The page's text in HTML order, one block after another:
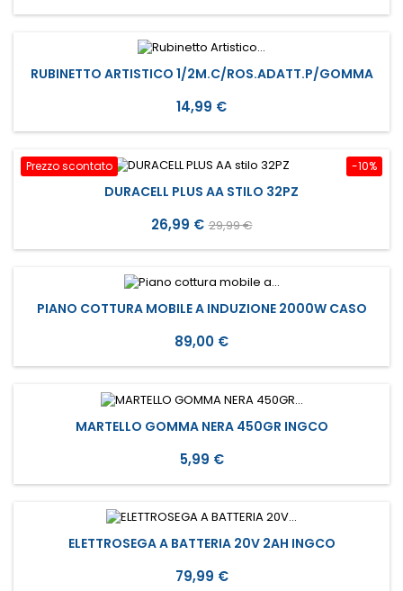
RUBINETTO ARTISTICO 1/2M.C/ROS.ADATT.P/GOMMA
Prezzo
14,99 €
-10%
Prezzo scontato
DURACELL PLUS AA STILO 32PZ
Prezzo
26,99 € Prezzo
base
29,99 €
PIANO COTTURA MOBILE A INDUZIONE 2000W CASO
Prezzo
89,00 €
MARTELLO GOMMA NERA 450GR INGCO
Prezzo
5,99 €
ELETTROSEGA A BATTERIA 20V 2AH INGCO
Prezzo
79,99 €